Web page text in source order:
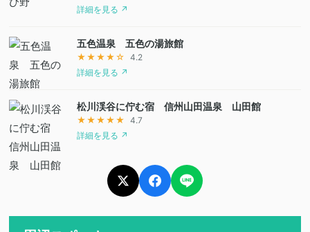
詳細を見る ↗
五色温泉 五色の湯旅館
★★★★☆
4.2
詳細を見る ↗
松川渓谷に佇む宿 信州山田温泉 山田館
★★★★★
4.7
詳細を見る ↗